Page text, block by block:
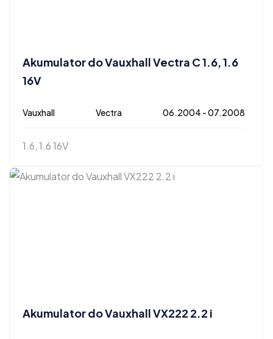
Akumulator do Vauxhall Vectra C 1.6, 1.6
16V
Vauxhall Vectra 06.2004 - 07.2008
1.6, 1.6 16V
Akumulator do Vauxhall VX222 2.2 i